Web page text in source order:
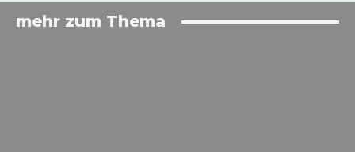
mehr zum Thema